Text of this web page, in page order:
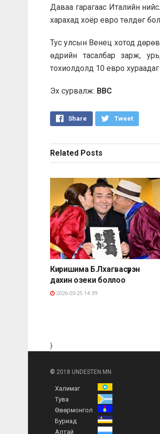
Даваа гарагаас Италийн
харахад хоёр евро төлдөг
Тус улсын Венец хотод
өдрийн тасалбар зарж,
тохиолдолд 10 евро
Эх сурвалж: BBC
Share Tweet
Related Posts
Киришима Б.Лхагвасүрэн
дахин озеки боллоо
2026-03-25 14:39
}
© 2018 UNDESTEN.MN
Халимаг
Тува
Өвөрмонгол
Буриад
Алтай